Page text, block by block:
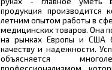
продукция
летним опытом работы в
медицинских товаров. Она
на рынках Европы и США
качеству и надежности.
объясняется